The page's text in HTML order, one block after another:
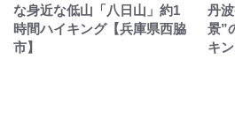
な身近な低山「八日山」約1
時間ハイキング【兵庫県西脇
市】
丹
景”
キン